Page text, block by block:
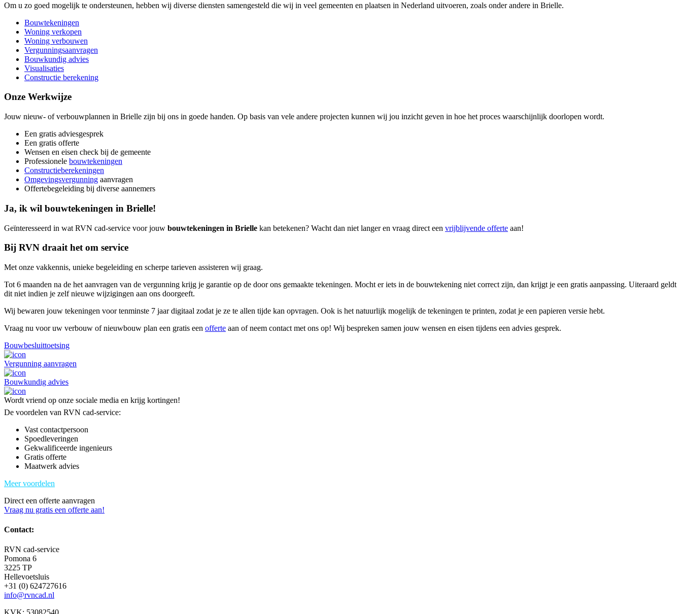
Om u zo goed mogelijk te ondersteunen, hebben wij diverse diensten samengesteld die wij in veel gemeenten en plaatsen in Nederland uitvoeren, zoals onder andere in Brielle.
Bouwtekeningen
Woning verkopen
Woning verbouwen
Vergunningsaanvragen
Bouwkundig advies
Visualisaties
Constructie berekening
Onze Werkwijze
Jouw nieuw- of verbouwplannen in Brielle zijn bij ons in goede handen. Op basis van vele andere projecten kunnen wij jou inzicht geven in hoe het proces waarschijnlijk doorlopen wordt.
Een gratis adviesgesprek
Een gratis offerte
Wensen en eisen check bij de gemeente
Professionele bouwtekeningen
Constructieberekeningen
Omgevingsvergunning aanvragen
Offertebegeleiding bij diverse aannemers
Ja, ik wil bouwtekeningen in Brielle!
Geïnteresseerd in wat RVN cad-service voor jouw bouwtekeningen in Brielle kan betekenen? Wacht dan niet langer en vraag direct een vrijblijvende offerte aan!
Bij RVN draait het om service
Met onze vakkennis, unieke begeleiding en scherpe tarieven assisteren wij graag.
Tot 6 maanden na de het aanvragen van de vergunning krijg je garantie op de door ons gemaakte tekeningen. Mocht er iets in de bouwtekening niet correct zijn, dan krijgt je een gratis aanpassing. Uiteraard geldt
dit niet indien je zelf nieuwe wijzigingen aan ons doorgeeft.
Wij bewaren jouw tekeningen voor tenminste 7 jaar digitaal zodat je ze te allen tijde kan opvragen. Ook is het natuurlijk mogelijk de tekeningen te printen, zodat je een papieren versie hebt.
Vraag nu voor uw verbouw of nieuwbouw plan een gratis een offerte aan of neem contact met ons op! Wij bespreken samen jouw wensen en eisen tijdens een advies gesprek.
Bouwbesluittoetsing
Vergunning aanvragen
Bouwkundig advies
Wordt vriend op onze sociale media en krijg kortingen!
De voordelen van RVN cad-service:
Vast contactpersoon
Spoedleveringen
Gekwalificeerde ingenieurs
Gratis offerte
Maatwerk advies
Meer voordelen
Direct een offerte aanvragen
Vraag nu gratis een offerte aan!
Contact:
RVN cad-service
Pomona 6
3225 TP
Hellevoetsluis
+31 (0) 624727616
info@rvncad.nl